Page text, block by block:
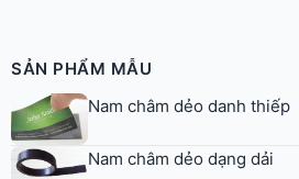
Nam châm dẻo giá bao
dẻo